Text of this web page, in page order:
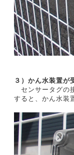
３）かん水装置が
センサータグの
すると、かん水装